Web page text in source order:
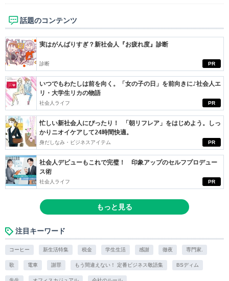
話題のコンテンツ
PR
実はがんばりすぎ？新社会人『お疲れ度』診断
診断
PR
いつでもわたしは前を向く。「女の子の日」を前向きに♪社会人エ
リ・大学生リカの物語
社会人ライフ
PR
忙しい新社会人にぴったり！ 「朝リフレア」をはじめよう。しっ
かりニオイケアして24時間快適。
身だしなみ・ビジネスアイテム
PR
社会人デビューもこれで完璧！ 印象アップのセルフプロデュー
ス術
社会人ライフ
もっと見る
注目キーワード
コーヒー 新生活特集 税金 学生生活 感謝 徹夜 専門家.
歌 電車 謝罪 もう間違えない！ 定番ビジネス敬語集 BSディム